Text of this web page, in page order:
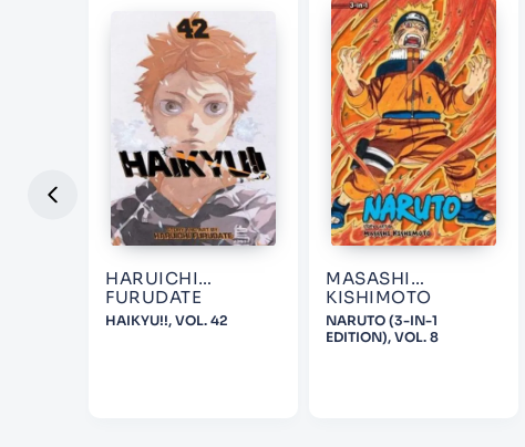
HARUICHI
FURUDATE
HAIKYU!!, VOL. 42
MASASHI
KISHIMOTO
NARUTO (3-IN-1
EDITION), VOL. 8